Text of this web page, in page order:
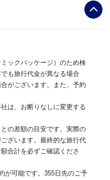
ックパッケージ）のため検
も旅行代金が異なる場合
がございます。また、予約
は、お断りなしに変更する
の差額の目安です。実際の
ざいます。最終的な旅行代
合計を必ずご確認くださ
が可能です。355日先のご予